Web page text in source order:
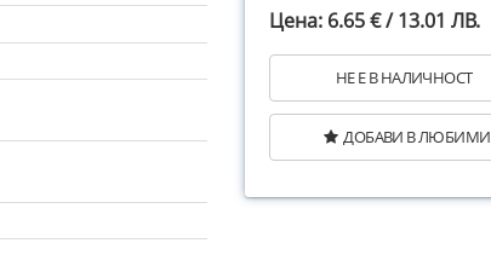
Цена: 6.65 € / 13.01 ЛВ.
НЕ Е В НАЛИЧНОСТ
ДОБАВИ В ЛЮБИМИ